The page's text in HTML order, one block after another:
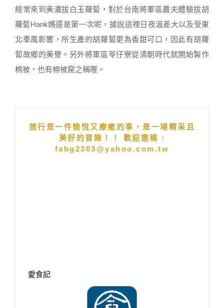
經常來到美濃拔白玉蘿蔔，對於台南將軍區農夫體驗拔胡
蘿蔔Hank媽還是第一次呢，據說這裡日夜溫差大以及受東
北季風影響，所生產的胡蘿蔔更為香甜可口，因此有胡蘿
蔔故鄉的美譽。另外將軍區苓仔寮從清朝時代就開始製作
棉被，也有棉被窟之稱喔。
旅行是一件愉悅又療癒的事，是一場精采且
美好的冒險！！ 歡迎邀稿 :
fabg2303@yahoo.com.tw
愛食記